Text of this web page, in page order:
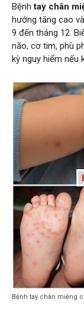
Bệnh tay chân
hướng tăng cao
9 đến tháng 12.
não, cơ tim, phù
kỳ nguy hiểm nếu
Bệnh tay chân miệng